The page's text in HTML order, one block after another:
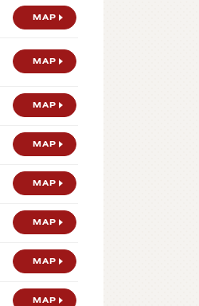
MAP
MAP
MAP
MAP
MAP
MAP
MAP
MAP